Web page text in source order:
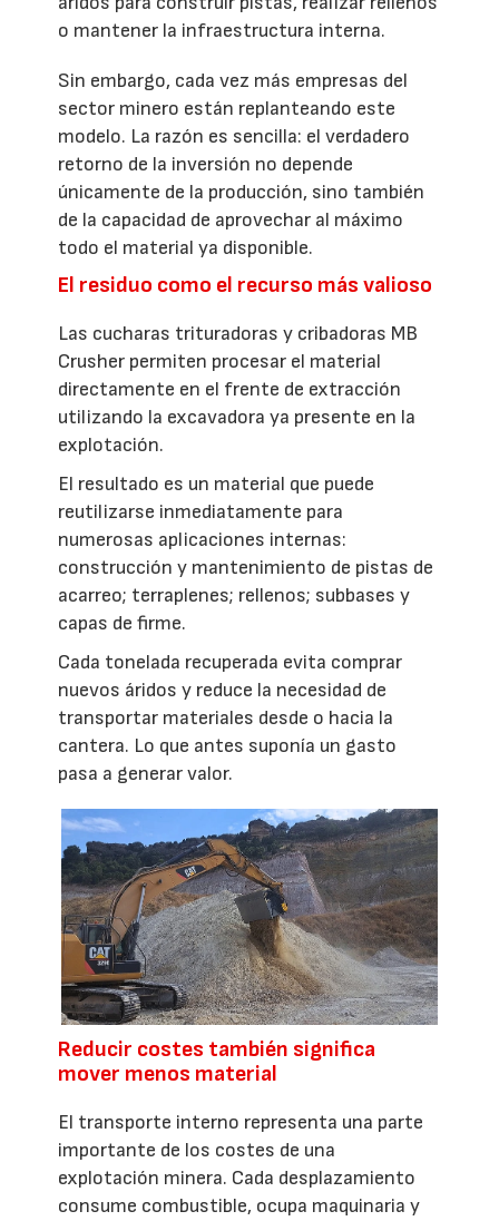
o mantener la infraestructura interna.
Sin embargo, cada vez más empresas del
sector minero están replanteando este
modelo. La razón es sencilla: el verdadero
retorno de la inversión no depende
únicamente de la producción, sino también
de la capacidad de aprovechar al máximo
todo el material ya disponible.
El residuo como el recurso más valioso
Las cucharas trituradoras y cribadoras MB
Crusher permiten procesar el material
directamente en el frente de extracción
utilizando la excavadora ya presente en la
explotación.
El resultado es un material que puede
reutilizarse inmediatamente para
numerosas aplicaciones internas:
construcción y mantenimiento de pistas de
acarreo; terraplenes; rellenos; subbases y
capas de firme.
Cada tonelada recuperada evita comprar
nuevos áridos y reduce la necesidad de
transportar materiales desde o hacia la
cantera. Lo que antes suponía un gasto
pasa a generar valor.
Reducir costes también significa
mover menos material
El transporte interno representa una parte
importante de los costes de una
explotación minera. Cada desplazamiento
consume combustible, ocupa maquinaria y